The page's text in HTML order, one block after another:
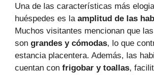
Una de las características más
huéspedes es la amplitud de las
Muchos visitantes mencionan que
son grandes y cómodas, lo que
estancia placentera. Además, las
cuentan con frigobar y toallas,